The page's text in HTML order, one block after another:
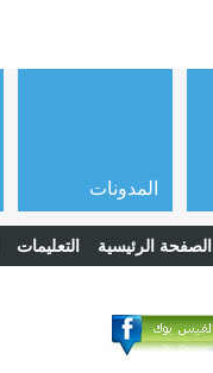
الصفحة الرئيسية التعليمات
المدونات